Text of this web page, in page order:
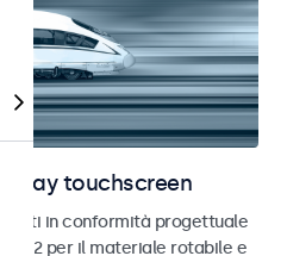
touchscreen
in conformità progettuale
2 per il materiale rotabile e